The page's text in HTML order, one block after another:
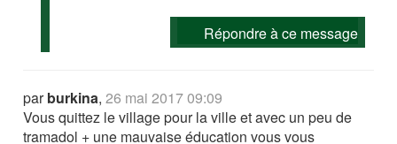
Répondre à ce message
parburkina,26 mai 2017 09:09
Vous quittez le village pour la ville et avec un peu de
tramadol + une mauvaise éducation vous vous